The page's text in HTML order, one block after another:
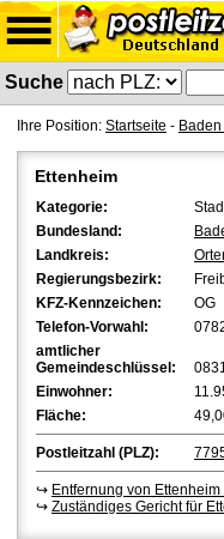
Suche
Ihre Position: Startseite -
Ettenheim
Kategorie:
Bundesland:
Landkreis:
Regierungsbezirk:
KFZ-Kennzeichen:
OG
Telefon-Vorwahl:
amtlicher
Gemeindeschlüssel:
Einwohner:
Fläche:
Postleitzahl (PLZ):
↪ Entfernung von
↪ Zuständiges Gericht für